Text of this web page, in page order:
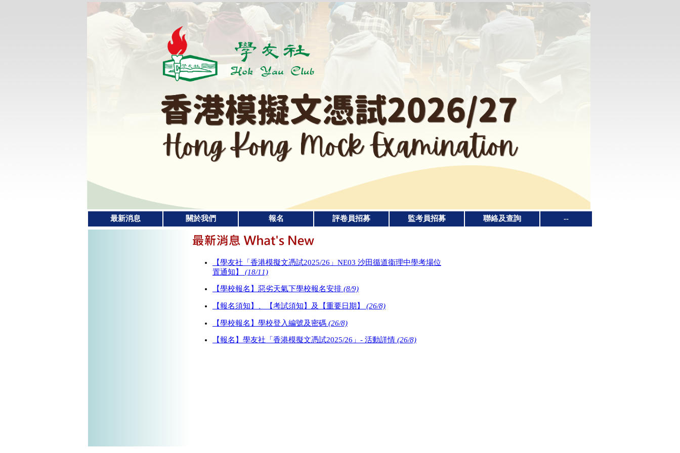
最新消息 關於我們 報名 評卷員招募 監考員招募 聯絡及查詢 --
【學友社「香港模擬文憑試2025/26」NE03 沙田循道衞理中學考場位
置通知】 (18/11)
【學校報名】惡劣天氣下學校報名安排 (8/9)
【報名須知】、【考試須知】及【重要日期】 (26/8)
【學校報名】學校登入編號及密碼 (26/8)
【報名】學友社「香港模擬文憑試2025/26」- 活動詳情 (26/8)